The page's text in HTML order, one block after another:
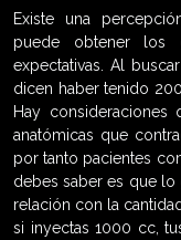
Existe una
puede obtener los
expectativas. Al
dicen haber tenido
Hay consideraciones
anatómicas que
por tanto pacientes
debes saber es que
relación con la
si inyectas 1000 cc,